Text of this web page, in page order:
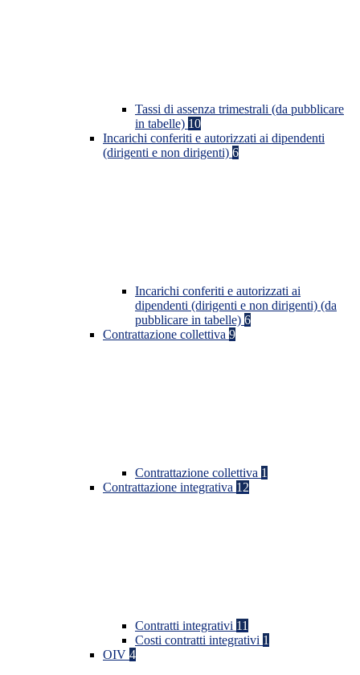
Tassi di assenza trimestrali (da pubblicare
in tabelle) 10
Incarichi conferiti e autorizzati ai dipendenti
(dirigenti e non dirigenti) 6
Incarichi conferiti e autorizzati ai
dipendenti (dirigenti e non dirigenti) (da
pubblicare in tabelle) 6
Contrattazione collettiva 9
Contrattazione collettiva 1
Contrattazione integrativa 12
Contratti integrativi 11
Costi contratti integrativi 1
OIV 4